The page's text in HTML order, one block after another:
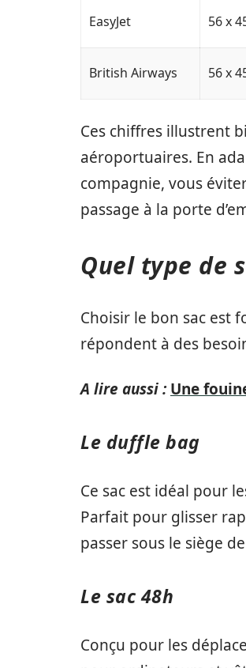
EasyJet 56 x
British Airways 56 x
Ces chiffres illustrent
aéroportuaires. En
compagnie, vous
passage à la porte
Quel type de
Choisir le bon sac est
répondent à des
A lire aussi : Une
Le duffle bag
Ce sac est idéal pour
Parfait pour glisser
passer sous le siège de
Le sac 48h
Conçu pour les